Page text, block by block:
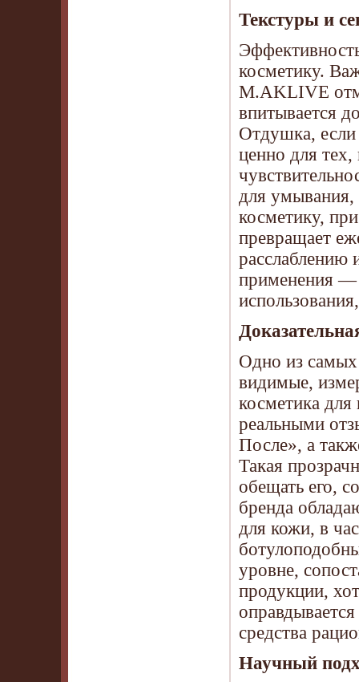
Текстуры и
косметику.
M.AKLIVE
впитывается
Отдушка, если
ценно для тех,
для
косметику,
превращает
расслаблению
применения —
Одно из
видимые,
косметика
реальными
После», а
Такая
обещать его,
бренда
для кожи, в
уровне,
продукции,
средства
Научный